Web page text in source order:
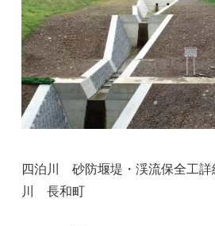
四泊川 砂防堰堤・渓流保全工
川 長和町